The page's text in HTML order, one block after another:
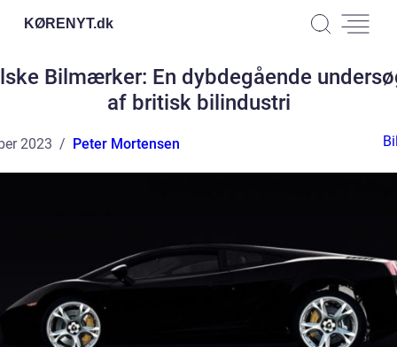
KØRENYT.dk
Bilmærker: En dybdegående
af britisk bilindustri
2023 Peter Mortensen